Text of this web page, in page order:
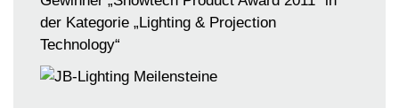
der Kategorie „Lighting & Projection
Technology“